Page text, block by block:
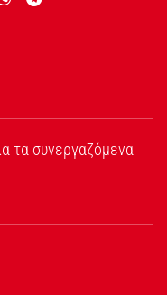
τα συνεργαζόμενα